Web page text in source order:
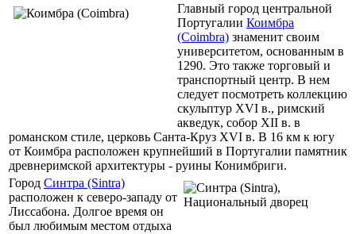
Главный город центральной
Португалии Коимбра
(Coimbra) знаменит своим
университетом, основанным в
1290. Это также торговый и
транспортный центр. В нем
следует посмотреть коллекцию
скульптур XVI в., римский
акведук, собор XII в. в
романском стиле, церковь Санта-Круз XVI в. В 16 км к югу
от Коимбра расположен крупнейший в Португалии памятник
древнеримской архитектуры - руины Конимбриги.
Город Синтра (Sintra)
расположен к северо-западу от
Лиссабона. Долгое время он
был любимым местом отдыха